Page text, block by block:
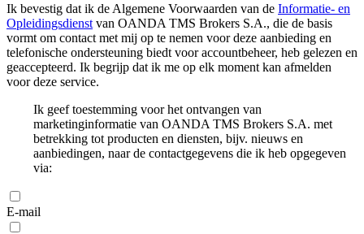
Ik bevestig dat ik de Algemene Voorwaarden van de Informatie- en
Opleidingsdienst van OANDA TMS Brokers S.A., die de basis
vormt om contact met mij op te nemen voor deze aanbieding en
telefonische ondersteuning biedt voor accountbeheer, heb gelezen en
geaccepteerd. Ik begrijp dat ik me op elk moment kan afmelden
voor deze service.
Ik geef toestemming voor het ontvangen van
marketinginformatie van OANDA TMS Brokers S.A. met
betrekking tot producten en diensten, bijv. nieuws en
aanbiedingen, naar de contactgegevens die ik heb opgegeven
via:
E-mail